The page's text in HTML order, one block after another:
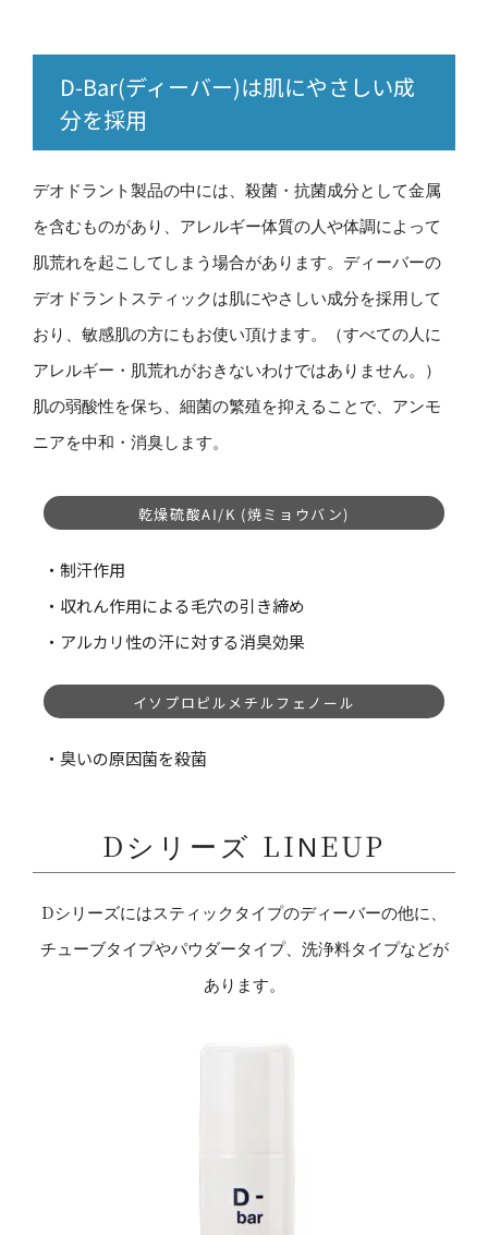
D-Bar(ディーバー)は肌にやさしい成
分を採用
デオドラント製品の中には、殺菌・抗菌成分として金属
を含むものがあり、アレルギー体質の人や体調によって
肌荒れを起こしてしまう場合があります。ディーバーの
デオドラントスティックは肌にやさしい成分を採用して
おり、敏感肌の方にもお使い頂けます。（すべての人に
アレルギー・肌荒れがおきないわけではありません。）
肌の弱酸性を保ち、細菌の繁殖を抑えることで、アンモ
ニアを中和・消臭します。
乾燥硫酸AI/K (焼ミョウバン)
・制汗作用
・収れん作用による毛穴の引き締め
・アルカリ性の汗に対する消臭効果
イソプロピルメチルフェノール
・臭いの原因菌を殺菌
Dシリーズ LINEUP
Dシリーズにはスティックタイプのディーバーの他に、
チューブタイプやパウダータイプ、洗浄料タイプなどが
あります。